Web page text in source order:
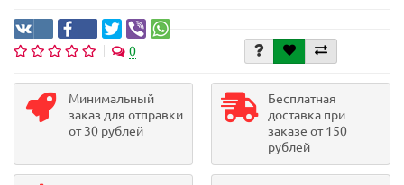
0
Минимальный
заказ для отправки
от 30 рублей
Бесплатная
доставка при
заказе от 150
рублей